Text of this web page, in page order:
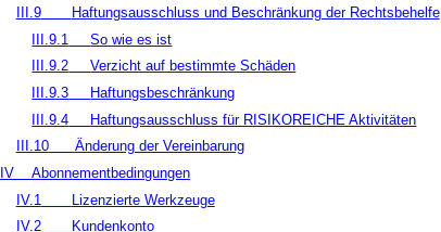
III.9
Haftungsausschluss und Beschränkung der Rechtsbehelfe
III.9.1
So wie es ist
III.9.2
Verzicht auf bestimmte Schäden
III.9.3
Haftungsbeschränkung
III.9.4
Haftungsausschluss für RISIKOREICHE Aktivitäten
III.10
Änderung der Vereinbarung
IV
Abonnementbedingungen
IV.1
Lizenzierte Werkzeuge
IV.2
Kundenkonto